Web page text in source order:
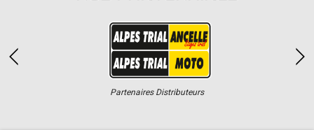
Partenaires Distributeurs